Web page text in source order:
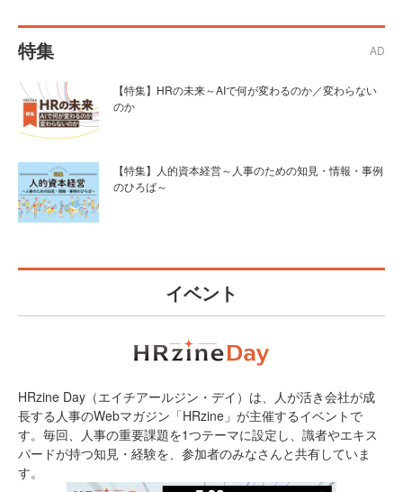
特集 AD
【特集】HRの未来～AIで何が変わるのか／変わらない
のか
【特集】人的資本経営～人事のための知見・情報・事例
のひろば～
イベント
HRzine Day（エイチアールジン・デイ）は、人が活き会社が成
長する人事のWebマガジン「HRzine」が主催するイベントで
す。毎回、人事の重要課題を1つテーマに設定し、識者やエキス
パードが持つ知見・経験を、参加者のみなさんと共有していま
す。